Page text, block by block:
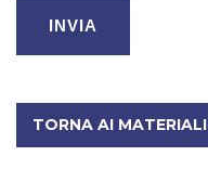
TORNA AI MATERIALI